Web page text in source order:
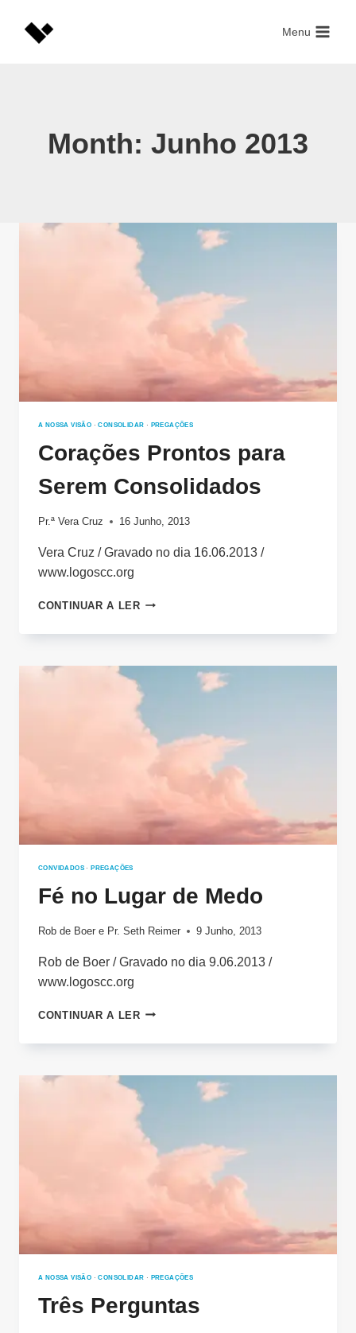
Menu
Month: Junho 2013
A NOSSA VISÃO ·CONSOLIDAR · PREGAÇÕES
Corações Prontos para
Serem Consolidados
Pr.ª Vera Cruz 16 Junho, 2013
Vera Cruz / Gravado no dia 16.06.2013 /
www.logoscc.org
CONTINUAR A LERCORAÇÕES
PARA
CONSOLIDADOS
CONVIDADOS · PREGAÇÕES
Fé no Lugar de Medo
Rob de Boer e Pr. Seth Reimer 9 Junho, 2013
Rob de Boer / Gravado no dia 9.06.2013 /
www.logoscc.org
CONTINUAR A LERFÉ
LUGAR
MEDO
A NOSSA VISÃO ·CONSOLIDAR · PREGAÇÕES
Três Perguntas